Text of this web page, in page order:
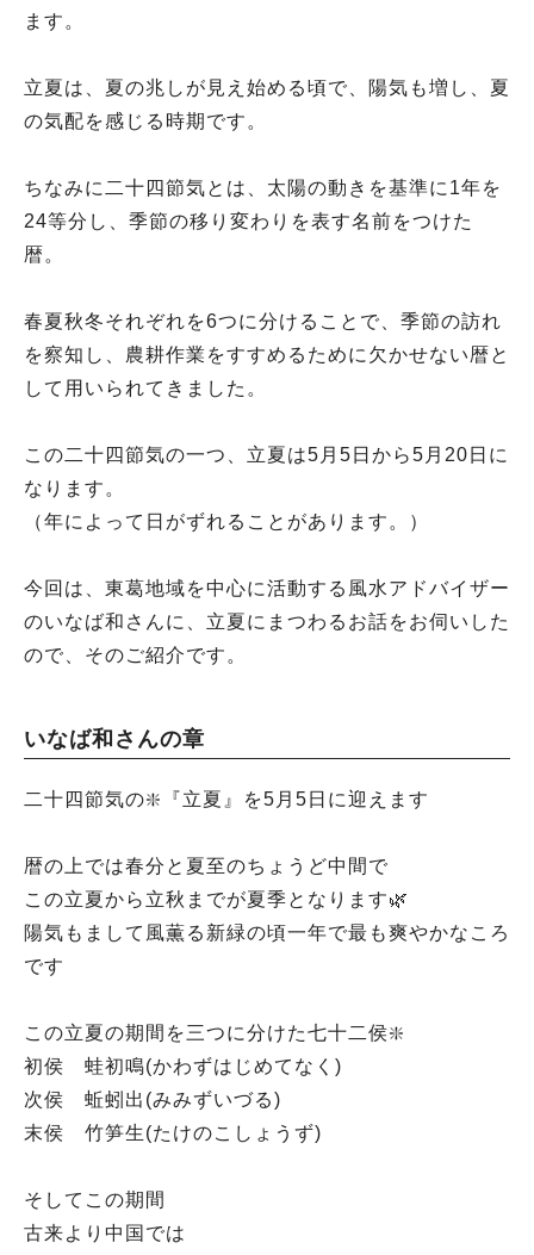
ます。
立夏は、夏の兆しが見え始める頃で、陽気も増し、夏
の気配を感じる時期です。
ちなみに二十四節気とは、太陽の動きを基準に1年を
24等分し、季節の移り変わりを表す名前をつけた
暦。
春夏秋冬それぞれを6つに分けることで、季節の訪れ
を察知し、農耕作業をすすめるために欠かせない暦と
して用いられてきました。
この二十四節気の一つ、立夏は5月5日から5月20日に
なります。
（年によって日がずれることがあります。）
今回は、東葛地域を中心に活動する風水アドバイザー
のいなば和さんに、立夏にまつわるお話をお伺いした
ので、そのご紹介です。
いなば和さんの章
二十四節気の❇️『立夏』を5月5日に迎えます
暦の上では春分と夏至のちょうど中間で
この立夏から立秋までが夏季となります🌿
陽気もまして風薫る新緑の頃一年で最も爽やかなころ
です
この立夏の期間を三つに分けた七十二侯❇️
初侯 蛙初鳴(かわずはじめてなく)
次侯 蚯蚓出(みみずいづる)
末侯 竹笋生(たけのこしょうず)
そしてこの期間
古来より中国では